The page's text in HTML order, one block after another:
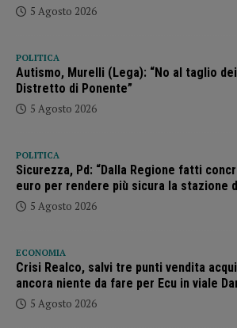
5 Agosto 2026
POLITICA
Autismo, Murelli (Lega): “No al taglio
Distretto di Ponente”
5 Agosto 2026
POLITICA
Sicurezza, Pd: “Dalla Regione fatti
euro per rendere più sicura la stazione
5 Agosto 2026
ECONOMIA
Crisi Realco, salvi tre punti vendita
ancora niente da fare per Ecu in viale
5 Agosto 2026